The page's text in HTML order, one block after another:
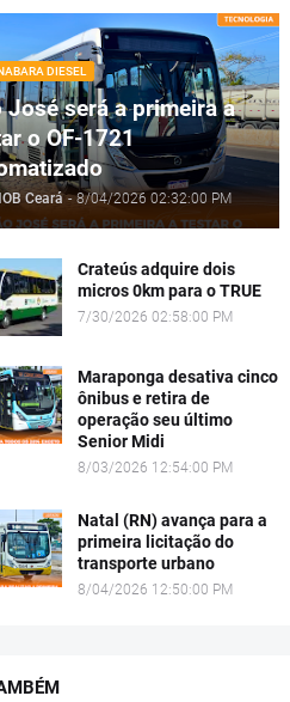
DIESEL
José será a primeira a
o OF-1721
Ceará - 8/04/2026 02:32:00 PM
Crateús adquire dois
micros 0km para o TRUE
7/30/2026 02:58:00 PM
Maraponga desativa cinco
ônibus e retira de
operação seu último
Senior Midi
8/03/2026 12:54:00 PM
Natal (RN) avança para a
primeira licitação do
transporte urbano
8/04/2026 12:50:00 PM